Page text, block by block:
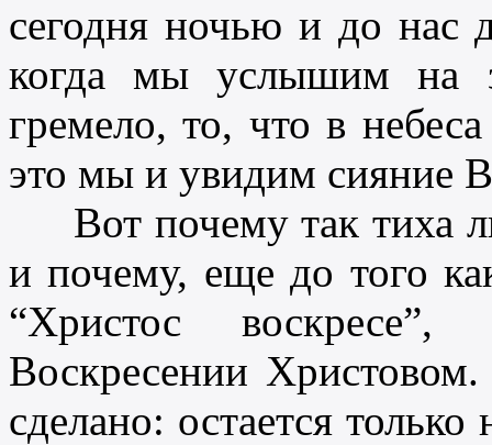
сегодня ночью и до нас
когда мы услышим на
гремело, то, что в
это мы и увидим сияние
Вот почему так тиха
и почему, еще до того
“Христос
Воскресении
сделано: остается